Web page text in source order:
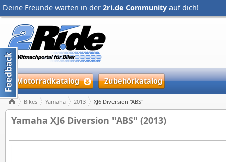
Deine Freunde warten in der 2ri.de Community auf dich!
Motorradkatalog Zubehörkatalog
Bikes Yamaha 2013 XJ6 Diversion "ABS"
Yamaha XJ6 Diversion "ABS" (2013)